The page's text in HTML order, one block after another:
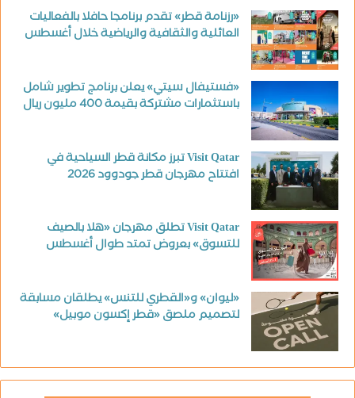
«رزنامة قطر» تقدم برنامجا حافلا بالفعاليات
العائلية والثقافية والرياضية خلال أغسطس
«فستيفال سيتي» يعلن برنامج تطوير شامل
باستثمارات مشتركة بقيمة 400 مليون ريال
Visit Qatar تبرز مكانة قطر السياحية في
افتتاح مهرجان قطر جودوود 2026
Visit Qatar تطلق مهرجان «هلا بالصيف
للتسوق» بعروض تمتد طوال أغسطس
«ليوان» و«القطري للتنس» يطلقان مسابقة
لتصميم ملصق «قطر إكسون موبيل»